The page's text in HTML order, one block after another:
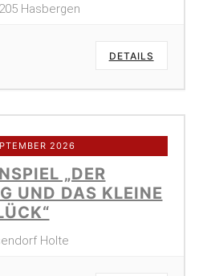
Hasbergen
DETAILS
2026
„DER
UND DAS KLEINE
Holte